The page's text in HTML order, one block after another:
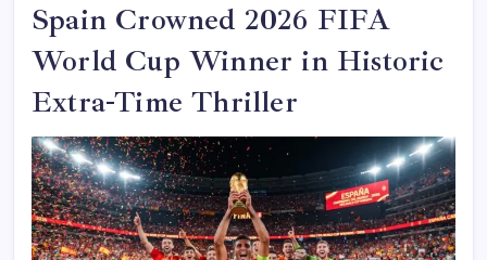
Spain Crowned 2026 FIFA
World Cup Winner in Historic
Extra-Time Thriller